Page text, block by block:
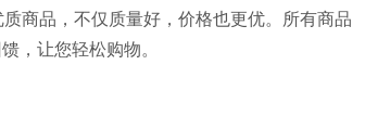
商品，不仅质量好，价格也更优。所有商品
，让您轻松购物。